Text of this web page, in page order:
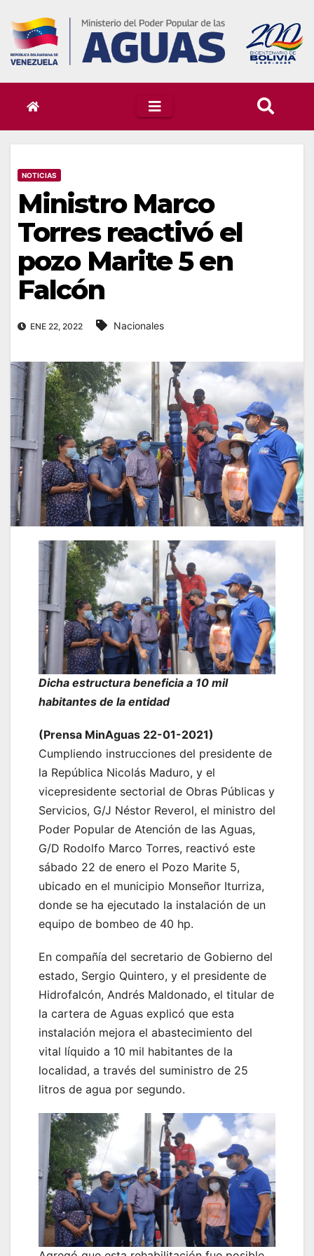
content
NOTICIAS
Ministro Marco
Torres reactivó el
pozo Marite 5 en
Falcón
ENE 22, 2022 Nacionales
Dicha estructura beneficia a 10 mil
habitantes de la entidad
(Prensa MinAguas 22-01-2021)
Cumpliendo instrucciones del presidente de
la República Nicolás Maduro, y el
vicepresidente sectorial de Obras Públicas y
Servicios, G/J Néstor Reverol, el ministro del
Poder Popular de Atención de las Aguas,
G/D Rodolfo Marco Torres, reactivó este
sábado 22 de enero el Pozo Marite 5,
ubicado en el municipio Monseñor Iturriza,
donde se ha ejecutado la instalación de un
equipo de bombeo de 40 hp.
En compañía del secretario de Gobierno del
estado, Sergio Quintero, y el presidente de
Hidrofalcón, Andrés Maldonado, el titular de
la cartera de Aguas explicó que esta
instalación mejora el abastecimiento del
vital líquido a 10 mil habitantes de la
localidad, a través del suministro de 25
litros de agua por segundo.